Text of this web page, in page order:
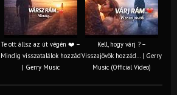
Te ott állsz az út végén ❤️ –
Mindig visszatalálok hozzád
| Gerry Music
Kell, hogy várj ? –
Visszajövök hozzád… | Gerry
Music (Official Video)